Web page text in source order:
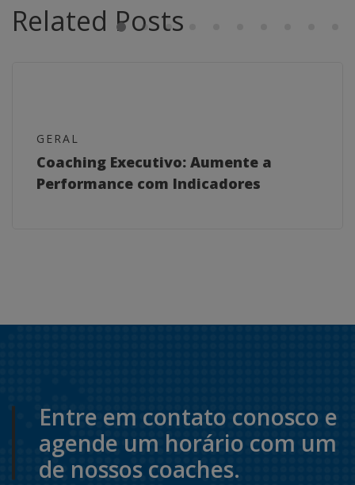
Related Posts
GERAL
Coaching Executivo: Aumente a
Performance com Indicadores
Entre em contato conosco e
agende um horário com um
de nossos coaches.